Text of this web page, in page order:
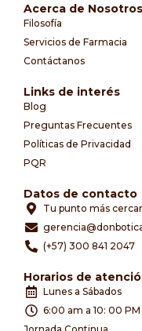
Acerca de Nosotros
Filosofía
Servicios de Farmacia
Contáctanos
Links de interés
Blog
Preguntas Frecuentes
Políticas de Privacidad
PQR
Datos de contacto
Tu punto más
(+57) 300 841 2047
Horarios de
Lunes a Sábados
6:00 am a 10: 00 PM